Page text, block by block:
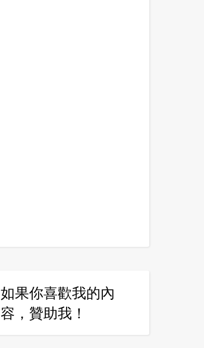
如果你喜歡我的內
容，贊助我！